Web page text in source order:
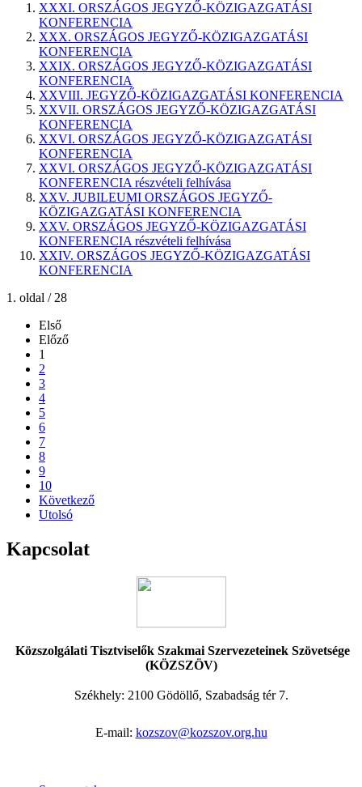
XXXI. ORSZÁGOS JEGYZŐ-KÖZIGAZGATÁSI
KONFERENCIA
XXX. ORSZÁGOS JEGYZŐ-KÖZIGAZGATÁSI
KONFERENCIA
XXIX. ORSZÁGOS JEGYZŐ-KÖZIGAZGATÁSI
KONFERENCIA
XXVIII. JEGYZŐ-KÖZIGAZGATÁSI KONFERENCIA
XXVII. ORSZÁGOS JEGYZŐ-KÖZIGAZGATÁSI
KONFERENCIA
XXVI. ORSZÁGOS JEGYZŐ-KÖZIGAZGATÁSI
KONFERENCIA
XXVI. ORSZÁGOS JEGYZŐ-KÖZIGAZGATÁSI
KONFERENCIA részvételi felhívása
XXV. JUBILEUMI ORSZÁGOS JEGYZŐ-
KÖZIGAZGATÁSI KONFERENCIA
XXV. ORSZÁGOS JEGYZŐ-KÖZIGAZGATÁSI
KONFERENCIA részvételi felhívása
XXIV. ORSZÁGOS JEGYZŐ-KÖZIGAZGATÁSI
KONFERENCIA
1. oldal / 28
Első
Előző
1
2
3
4
5
6
7
8
9
10
Következő
Utolsó
Kapcsolat
Közszolgálati Tisztviselők Szakmai Szervezeteinek Szövetsége
(KÖZSZÖV)
Székhely: 2100 Gödöllő, Szabadság tér 7.
E-mail: kozszov@kozszov.org.hu